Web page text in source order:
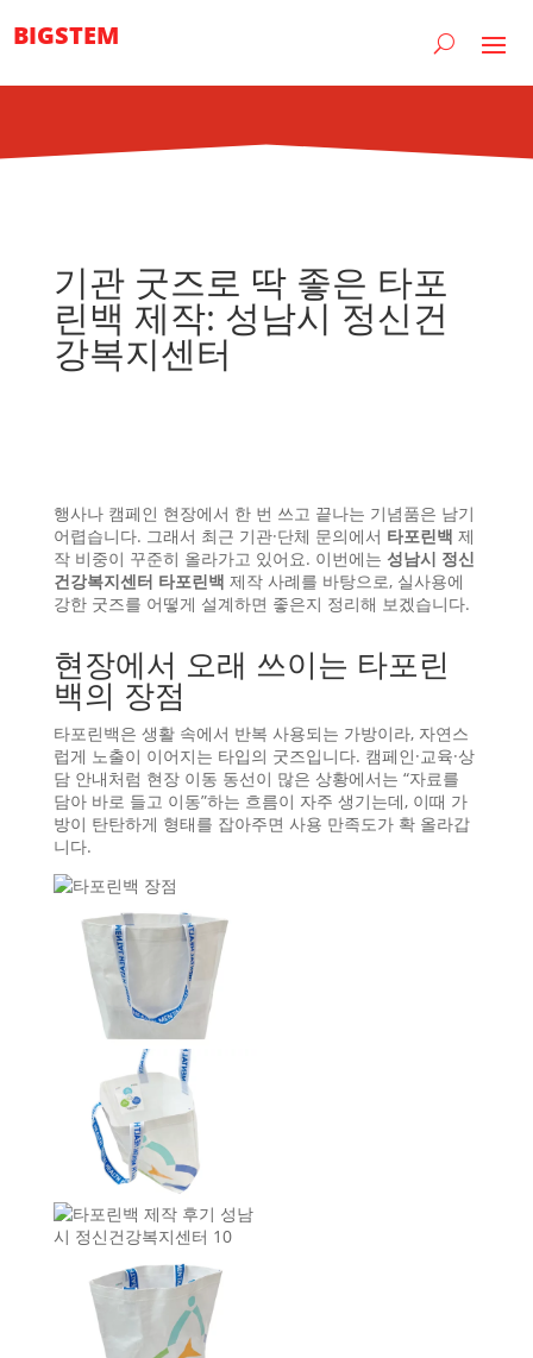
BIGSTEM
기관 굿즈로 딱 좋은 타포
린백 제작: 성남시 정신건
강복지센터
행사나 캠페인 현장에서 한 번 쓰고 끝나는 기념품은 남기
어렵습니다. 그래서 최근 기관·단체 문의에서 타포린백 제
작 비중이 꾸준히 올라가고 있어요. 이번에는 성남시 정신
건강복지센터 타포린백 제작 사례를 바탕으로, 실사용에
강한 굿즈를 어떻게 설계하면 좋은지 정리해 보겠습니다.
현장에서 오래 쓰이는 타포린
백의 장점
타포린백은 생활 속에서 반복 사용되는 가방이라, 자연스
럽게 노출이 이어지는 타입의 굿즈입니다. 캠페인·교육·상
담 안내처럼 현장 이동 동선이 많은 상황에서는 “자료를
담아 바로 들고 이동”하는 흐름이 자주 생기는데, 이때 가
방이 탄탄하게 형태를 잡아주면 사용 만족도가 확 올라갑
니다.